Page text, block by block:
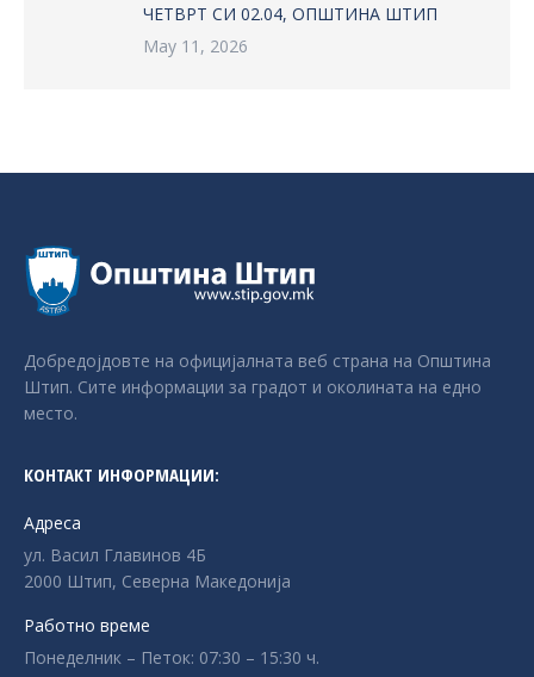
ЧЕТВРТ СИ 02.04, ОПШТИНА ШТИП
May 11, 2026
Добредојдовте на официјалната веб страна на Општина
Штип. Сите информации за градот и околината на едно
место.
КОНТАКТ ИНФОРМАЦИИ:
Адреса
ул. Васил Главинов 4Б
2000 Штип, Северна Македонија
Работно време
Понеделник – Петок: 07:30 – 15:30 ч.